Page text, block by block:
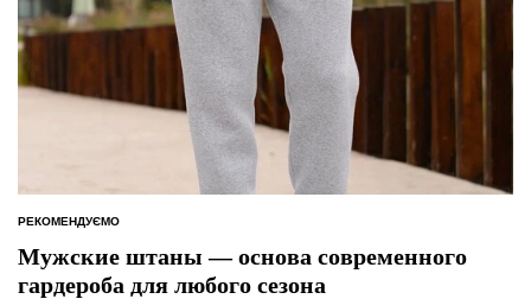
ОПУБЛІКУВАТИ
РЕКОМЕНДУЄМО
Мужские штаны — основа современного
гардероба для любого сезона